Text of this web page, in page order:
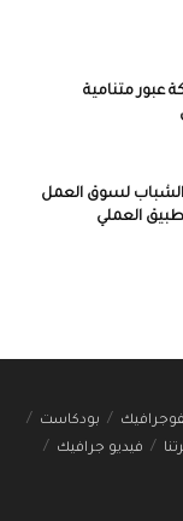
عبور متنامية
الشباب لسوق العمل
العملي
بودكاست
فيديو جرافيك